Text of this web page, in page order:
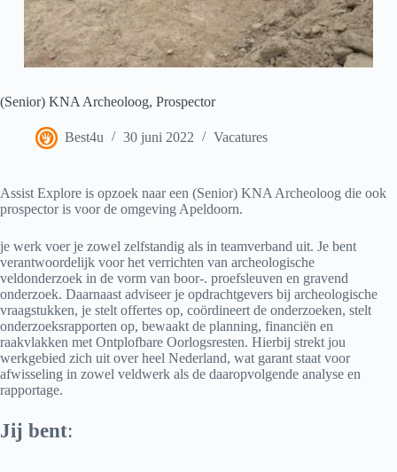
(Senior) KNA Archeoloog, Prospector
Best4u 30 juni 2022 Vacatures
Assist Explore is opzoek naar een (Senior) KNA Archeoloog die ook
prospector is voor de omgeving Apeldoorn.
je werk voer je zowel zelfstandig als in teamverband uit. Je bent
verantwoordelijk voor het verrichten van archeologische
veldonderzoek in de vorm van boor-. proefsleuven en gravend
onderzoek. Daarnaast adviseer je opdrachtgevers bij archeologische
vraagstukken, je stelt offertes op, coördineert de onderzoeken, stelt
onderzoeksrapporten op, bewaakt de planning, financiën en
raakvlakken met Ontplofbare Oorlogsresten. Hierbij strekt jou
werkgebied zich uit over heel Nederland, wat garant staat voor
afwisseling in zowel veldwerk als de daaropvolgende analyse en
rapportage.
Jij bent: